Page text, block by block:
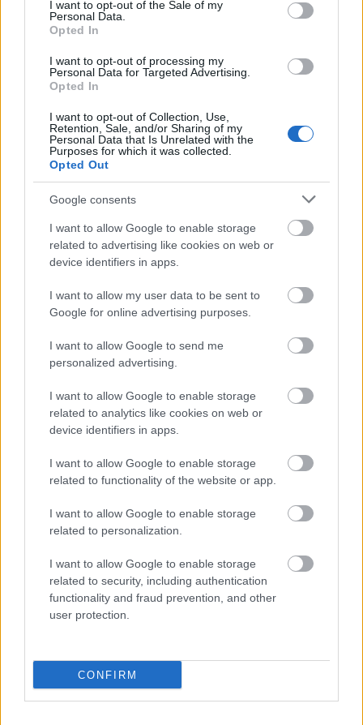
I want to opt-out of the Sale of my
Personal Data.
Opted In
I want to opt-out of processing my
Personal Data for Targeted Advertising.
Opted In
I want to opt-out of Collection, Use,
Retention, Sale, and/or Sharing of my
Personal Data that Is Unrelated with the
Purposes for which it was collected.
Opted Out
Google consents
I want to allow Google to enable storage
related to advertising like cookies on web or
device identifiers in apps.
I want to allow my user data to be sent to
Google for online advertising purposes.
I want to allow Google to send me
personalized advertising.
I want to allow Google to enable storage
related to analytics like cookies on web or
device identifiers in apps.
I want to allow Google to enable storage
related to functionality of the website or app.
I want to allow Google to enable storage
related to personalization.
I want to allow Google to enable storage
related to security, including authentication
functionality and fraud prevention, and other
user protection.
CONFIRM
Habrá que ver qué formación utiliza el nuevo técnico celeste
jugador ha dado un gran rendimiento este curso. Si juega
con tres en el medio,
Fran Beltrán
, Luca de la Torre y
Dotor está lesionado y Jailson, petición de Rafa Benítez en
el mercado invernal, debería tener un papel poco relevante.
No se puede descartar que el joven Hugo Sotelo tenga
también más oportunidades.
toda seguridad paraJonathan Bamba.En el otro flanco
podría jugar Iago Aspas, pero el de Moaña también podría
amoldarse a una posición de mediapunta. En ese caso,
Allende, Carles Pérez, Miguel Rodríguez y Cervi lucharían
por un puesto en el once.
Carles Pérez apenas ha contado para Benítez esta
temporada (9 partidos) tras jugar la pasada campaña 35
Puede ser por tanto el momento para apostar en Comunio
por el ex de Barça y Roma, quien tiene un valor de mercado
de 400.000 euros.